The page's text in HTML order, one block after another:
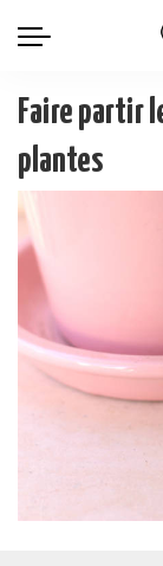
Faire partir
plantes